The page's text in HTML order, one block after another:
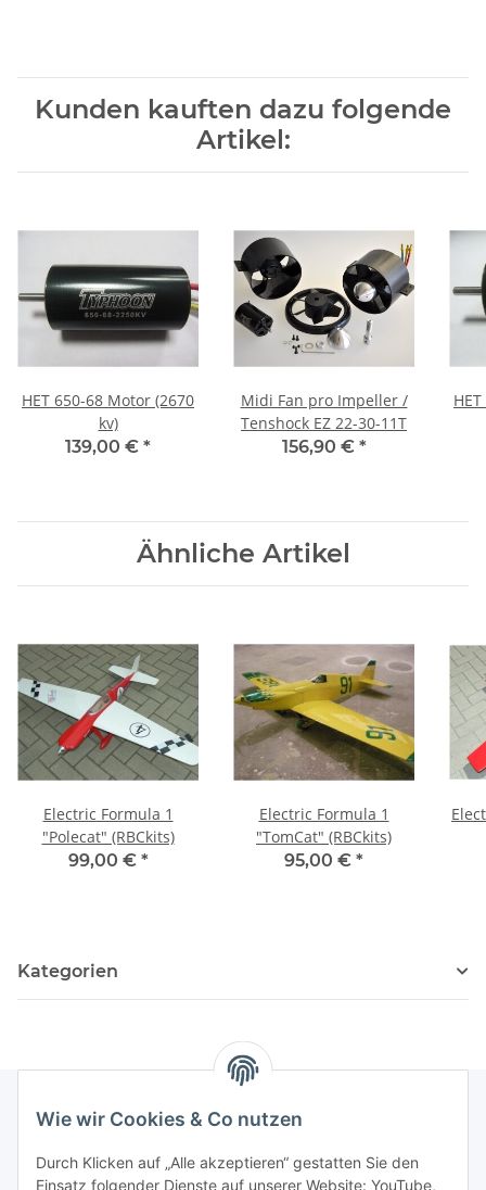
Kunden kauften dazu folgende
Artikel:
HET 650-68 Motor (2670
kv)
139,00 € *
Midi Fan pro Impeller /
Tenshock EZ 22-30-11T
156,90 € *
Ähnliche Artikel
Electric Formula 1
"Polecat" (RBCkits)
99,00 € *
Electric Formula 1
"TomCat" (RBCkits)
95,00 € *
Kategorien
Newsletter Abonnieren
Wie wir Cookies & Co nutzen
Durch Klicken auf „Alle akzeptieren“ gestatten Sie den
Einsatz folgender Dienste auf unserer Website: YouTube,